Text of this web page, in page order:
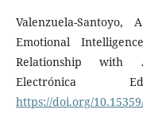
Valenzuela-
Emotional
Relationship with
Electrónica
https://doi.org/